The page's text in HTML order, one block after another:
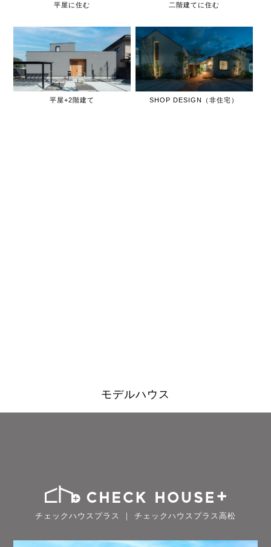
平屋に住む 二階建てに住む
平屋+2階建て SHOP DESIGN（非住宅）
モデルハウス
チェックハウスプラス ｜ チェックハウスプラス高松